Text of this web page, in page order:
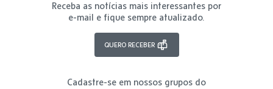
Receba as notícias mais interessantes por
e-mail e fique sempre atualizado.
QUERO RECEBER
Cadastre-se em nossos grupos do